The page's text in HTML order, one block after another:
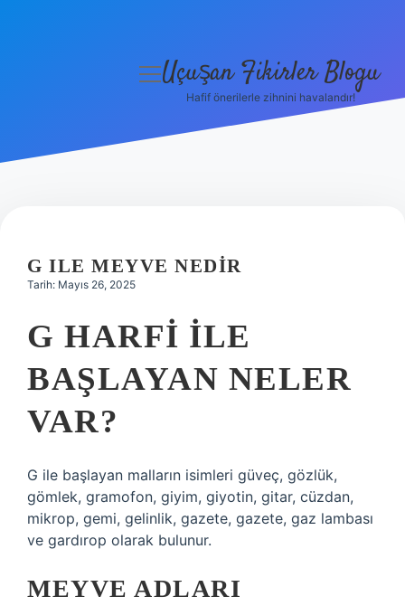
Hakkımızda
menüyü
Uçuşan Fikirler Blogu
Hafif önerilerle zihnini havalandır!
G ILE MEYVE NEDIR
Tarih: Mayıs 26, 2025
G HARFI ILE
BAŞLAYAN NELER
VAR?
G ile başlayan malların isimleri güveç, gözlük,
gömlek, gramofon, giyim, giyotin, gitar, cüzdan,
mikrop, gemi, gelinlik, gazete, gazete, gaz lambası
ve gardırop olarak bulunur.
MEYVE ADLARI